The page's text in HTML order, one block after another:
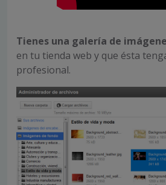
Tienes una galería de
en tu tienda web y que ésta
profesional.